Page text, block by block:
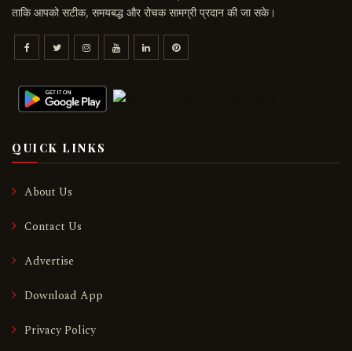
ताकि आपको सटीक, समयबद्ध और रोचक सामग्री प्रदान की जा सके।
QUICK LINKS
About Us
Contact Us
Advertise
Download App
Privacy Policy